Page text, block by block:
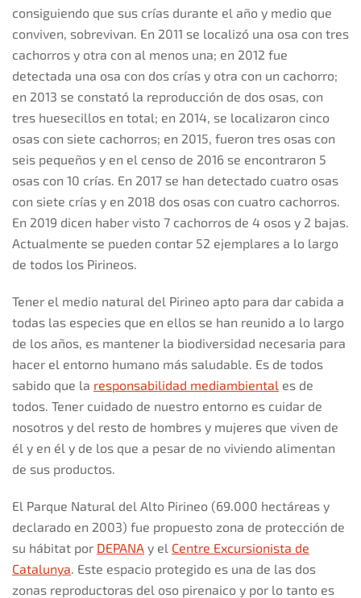
consiguiendo que sus crías durante el año y medio que
conviven, sobrevivan. En 2011 se localizó una osa con tres
cachorros y otra con al menos una; en 2012 fue
detectada una osa con dos crías y otra con un cachorro;
en 2013 se constató la reproducción de dos osas, con
tres huesecillos en total; en 2014, se localizaron cinco
osas con siete cachorros; en 2015, fueron tres osas con
seis pequeños y en el censo de 2016 se encontraron 5
osas con 10 crías. En 2017 se han detectado cuatro osas
con siete crías y en 2018 dos osas con cuatro cachorros.
En 2019 dicen haber visto 7 cachorros de 4 osos y 2 bajas.
Actualmente se pueden contar 52 ejemplares a lo largo
de todos los Pirineos.
Tener el medio natural del Pirineo apto para dar cabida a
todas las especies que en ellos se han reunido a lo largo
de los años, es mantener la biodiversidad necesaria para
hacer el entorno humano más saludable. Es de todos
sabido que la responsabilidad mediambiental es de
todos. Tener cuidado de nuestro entorno es cuidar de
nosotros y del resto de hombres y mujeres que viven de
él y en él y de los que a pesar de no viviendo alimentan
de sus productos.
El Parque Natural del Alto Pirineo (69.000 hectáreas y
declarado en 2003) fue propuesto zona de protección de
su hábitat por DEPANA y el Centre Excursionista de
Catalunya. Este espacio protegido es una de las dos
zonas reproductoras del oso pirenaico y por lo tanto es